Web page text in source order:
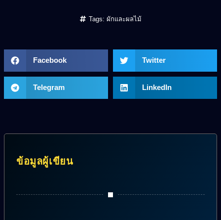
Tags: ผักและผลไม้
Facebook Twitter
Telegram LinkedIn
ข้อมูลผู้เขียน